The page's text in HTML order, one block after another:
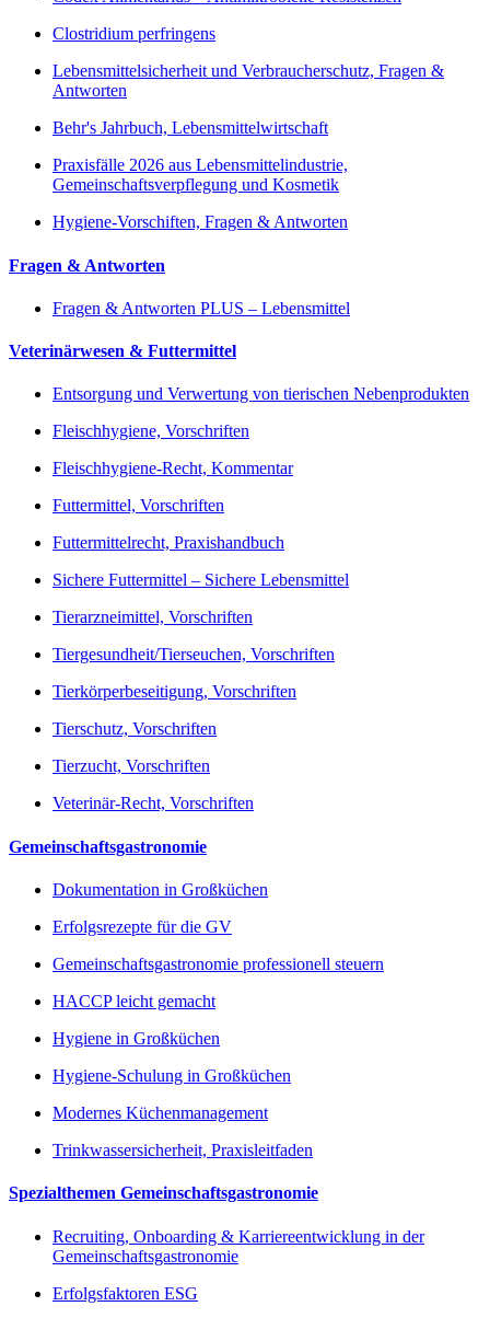
Clostridium perfringens
Lebensmittelsicherheit und Verbraucherschutz, Fragen &
Antworten
Behr's Jahrbuch, Lebensmittelwirtschaft
Praxisfälle 2026 aus Lebensmittelindustrie,
Gemeinschaftsverpflegung und Kosmetik
Hygiene-Vorschiften, Fragen & Antworten
Fragen & Antworten
Fragen & Antworten PLUS – Lebensmittel
Veterinärwesen & Futtermittel
Entsorgung und Verwertung von tierischen Nebenprodukten
Fleischhygiene, Vorschriften
Fleischhygiene-Recht, Kommentar
Futtermittel, Vorschriften
Futtermittelrecht, Praxishandbuch
Sichere Futtermittel – Sichere Lebensmittel
Tierarzneimittel, Vorschriften
Tiergesundheit/Tierseuchen, Vorschriften
Tierkörperbeseitigung, Vorschriften
Tierschutz, Vorschriften
Tierzucht, Vorschriften
Veterinär-Recht, Vorschriften
Gemeinschaftsgastronomie
Dokumentation in Großküchen
Erfolgsrezepte für die GV
Gemeinschaftsgastronomie professionell steuern
HACCP leicht gemacht
Hygiene in Großküchen
Hygiene-Schulung in Großküchen
Modernes Küchenmanagement
Trinkwassersicherheit, Praxisleitfaden
Spezialthemen Gemeinschaftsgastronomie
Recruiting, Onboarding & Karriereentwicklung in der
Gemeinschaftsgastronomie
Erfolgsfaktoren ESG